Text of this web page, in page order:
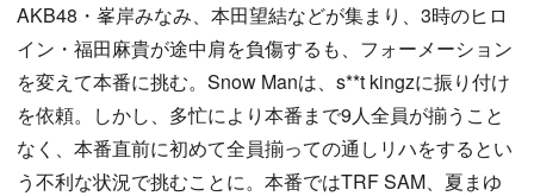
AKB48・峯岸みなみ、本田望結などが集まり、3時のヒロ
イン・福田麻貴が途中肩を負傷するも、フォーメーション
を変えて本番に挑む。Snow Manは、s**t kingzに振り付け
を依頼。しかし、多忙により本番まで9人全員が揃うこと
なく、本番直前に初めて全員揃っての通しリハをするとい
う不利な状況で挑むことに。本番ではTRF SAM、夏まゆ